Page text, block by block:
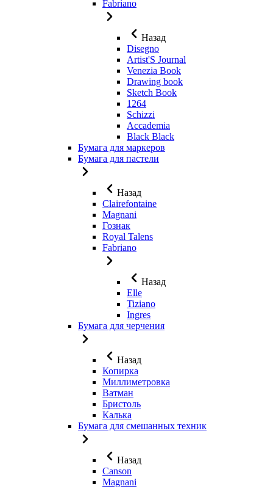
Fabriano
Назад
Disegno
Artist'S Journal
Venezia Book
Drawing book
Sketch Book
1264
Schizzi
Accademia
Black Black
Бумага для маркеров
Бумага для пастели
Назад
Clairefontaine
Magnani
Гознак
Royal Talens
Fabriano
Назад
Elle
Tiziano
Ingres
Бумага для черчения
Назад
Копирка
Миллиметровка
Ватман
Бристоль
Калька
Бумага для смешанных техник
Назад
Canson
Magnani